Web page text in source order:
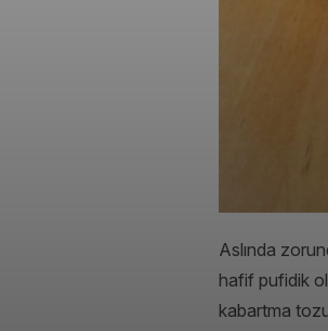
Aslında
hafif pufidik
kabartma